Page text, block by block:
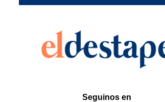
Seguinos en